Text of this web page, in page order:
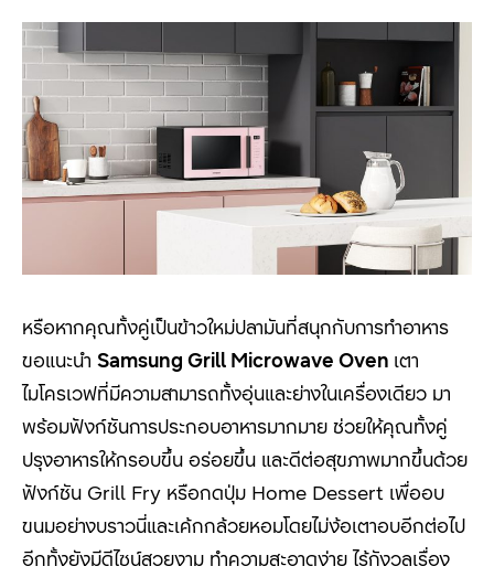
หรือหากคุณทั้งคู่เป็นข้าวใหม่ปลามันที่สนุกกับการทำอาหาร
ขอแนะนำ Samsung Grill Microwave Oven เตา
ไมโครเวฟที่มีความสามารถทั้งอุ่นและย่างในเครื่องเดียว มา
พร้อมฟังก์ชันการประกอบอาหารมากมาย ช่วยให้คุณทั้งคู่
ปรุงอาหารให้กรอบขึ้น อร่อยขึ้น และดีต่อสุขภาพมากขึ้นด้วย
ฟังก์ชัน Grill Fry หรือกดปุ่ม Home Dessert เพื่ออบ
ขนมอย่างบราวนี่และเค้กกล้วยหอมโดยไม่ง้อเตาอบอีกต่อไป
อีกทั้งยังมีดีไซน์สวยงาม ทำความสะอาดง่าย ไร้กังวลเรื่อง